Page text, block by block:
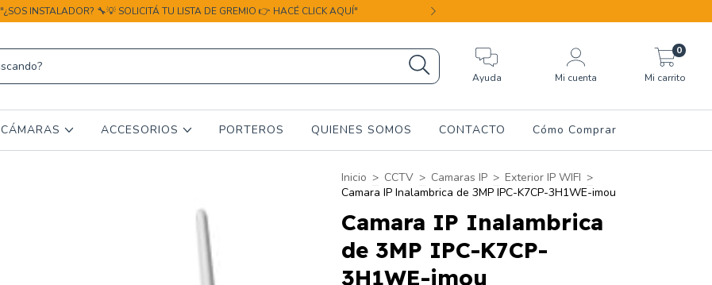
"¿SOS INSTALADOR? 🔧💡 SOLICITÁ TU LISTA DE GREMIO 👉 HACÉ CLICK AQUÍ"
Ayuda Mi cuenta Mi carrito
0
CÁMARAS ACCESORIOS PORTEROS QUIENES SOMOS CONTACTO Cómo Comprar
Inicio > CCTV > Camaras IP > Exterior IP WIFI >
Camara IP Inalambrica de 3MP IPC-K7CP-3H1WE-imou
Camara IP Inalambrica
de 3MP IPC-K7CP-
3H1WE-imou